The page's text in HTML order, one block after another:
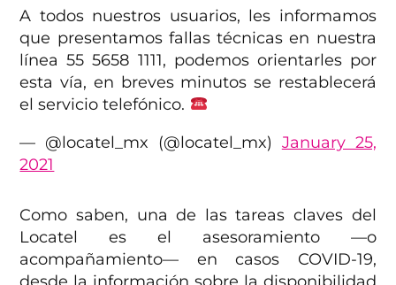
A todos nuestros usuarios, les informamos
que presentamos fallas técnicas en nuestra
línea 55 5658 1111, podemos orientarles por
esta vía, en breves minutos se restablecerá
el servicio telefónico.
— @locatel_mx (@locatel_mx) January 25,
2021
Como saben, una de las tareas claves del
Locatel es el asesoramiento —o
acompañamiento— en casos COVID-19,